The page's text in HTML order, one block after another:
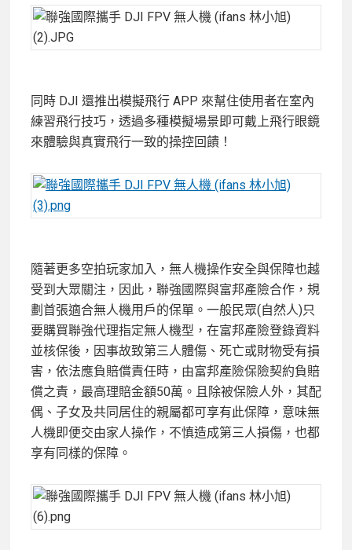
同時 DJI 還推出模擬飛行 APP 來幫住使用者在室內
練習飛行技巧，透過多種模擬場景即可戴上飛行眼鏡
來體驗與真實飛行一致的操控回饋！
隨著更多空拍玩家加入，無人機操作安全與保障也越
受到大眾關注，因此，聯強國際與富邦產險合作，規
劃首張適合無人機用戶的保單。一般民眾(自然人)只
要購買聯強代理指定無人機型，在富邦產險登錄資料
並核保後，因事故致第三人體傷、死亡或財物受有損
害，依法應負賠償責任時，由富邦產險保險契約負賠
償之責，最高理賠金額50萬。且除被保險人外，其配
偶、子女及共同居住的親屬都可享有此保障，意味無
人機即便交由家人操作，不慎造成第三人損傷，也都
享有同樣的保障。